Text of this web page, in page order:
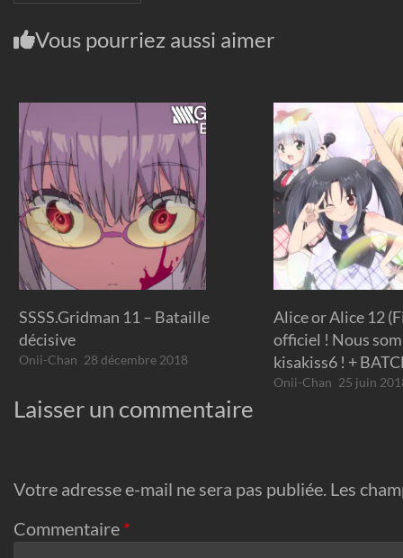
Vous pourriez aussi aimer
SSSS.Gridman 11 – Bataille
décisive
Onii-Chan 28 décembre 2018
Alice or Alice 12
officiel ! Nous
kisakiss6 ! +
Onii-Chan 25 juin
Laisser un commentaire
Votre adresse e-mail ne sera pas publiée. Les
Commentaire *